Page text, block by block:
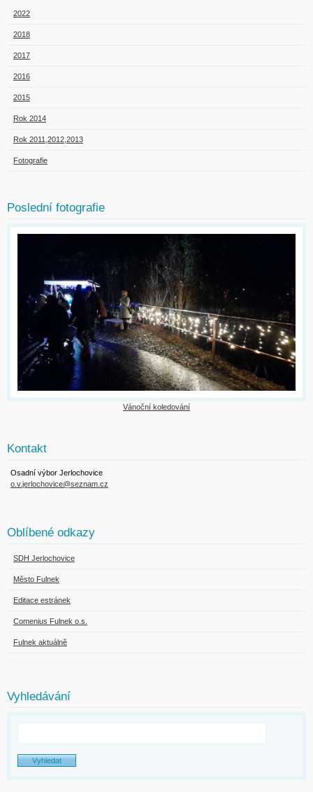
2022
2018
2017
2016
2015
Rok 2014
Rok 2011,2012,2013
Fotografie
Poslední fotografie
Vánoční koledování
Kontakt
Osadní výbor Jerlochovice
o.v.jerlochovice@seznam.cz
Oblíbené odkazy
SDH Jerlochovice
Město Fulnek
Editace estránek
Comenius Fulnek o.s.
Fulnek aktuálně
Vyhledávání